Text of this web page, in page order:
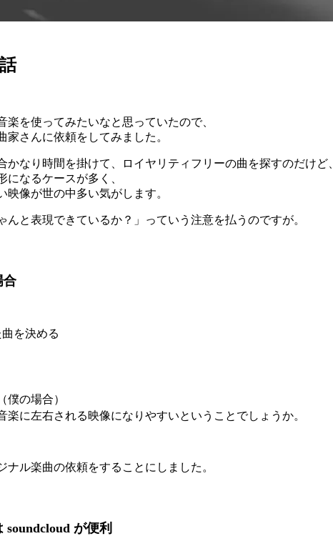
を使ってみたいなと思っていたので、
家さんに依頼をしてみました。
なり時間を掛けて、ロイヤリティフリーの曲を探すのだけど、
なるケースが多く、
像が世の中多い気がします。
と表現できているか？」っていう注意を払うのですが。
合
を決める
の場合）
に左右される映像になりやすいということでしょうか。
ル楽曲の依頼をすることにしました。
が便利